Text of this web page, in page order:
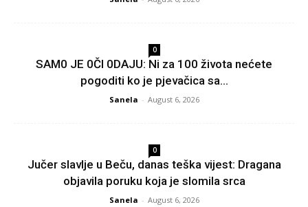
0
SAM0 JE 0Čl 0DAJU: Ni za 100 života nećete
pogoditi ko je pjevačica sa...
Sanela - August 6, 2026
0
Jučer slavlje u Beču, danas teška vijest: Dragana
objavila poruku koja je slomila srca
Sanela - August 6, 2026